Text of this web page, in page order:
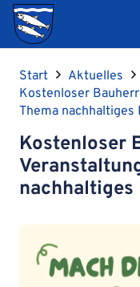
Start
Aktuelles
Kostenloser
Thema nachhaltiges
Kostenloser
nachhaltiges